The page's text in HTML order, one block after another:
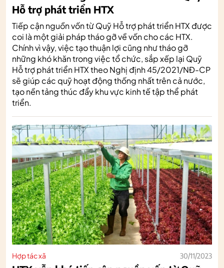
Hỗ trợ phát triển HTX
Tiếp cận nguồn vốn từ Quỹ Hỗ trợ phát triển HTX được
coi là một giải pháp tháo gỡ về vốn cho các HTX.
Chính vì vậy, việc tạo thuận lợi cũng như tháo gỡ
những khó khăn trong việc tổ chức, sắp xếp lại Quỹ
Hỗ trợ phát triển HTX theo Nghị định 45/2021/NĐ-CP
sẽ giúp các quỹ hoạt động thống nhất trên cả nước,
tạo nền tảng thúc đẩy khu vực kinh tế tập thể phát
triển.
Hợp tác xã 30/11/2023